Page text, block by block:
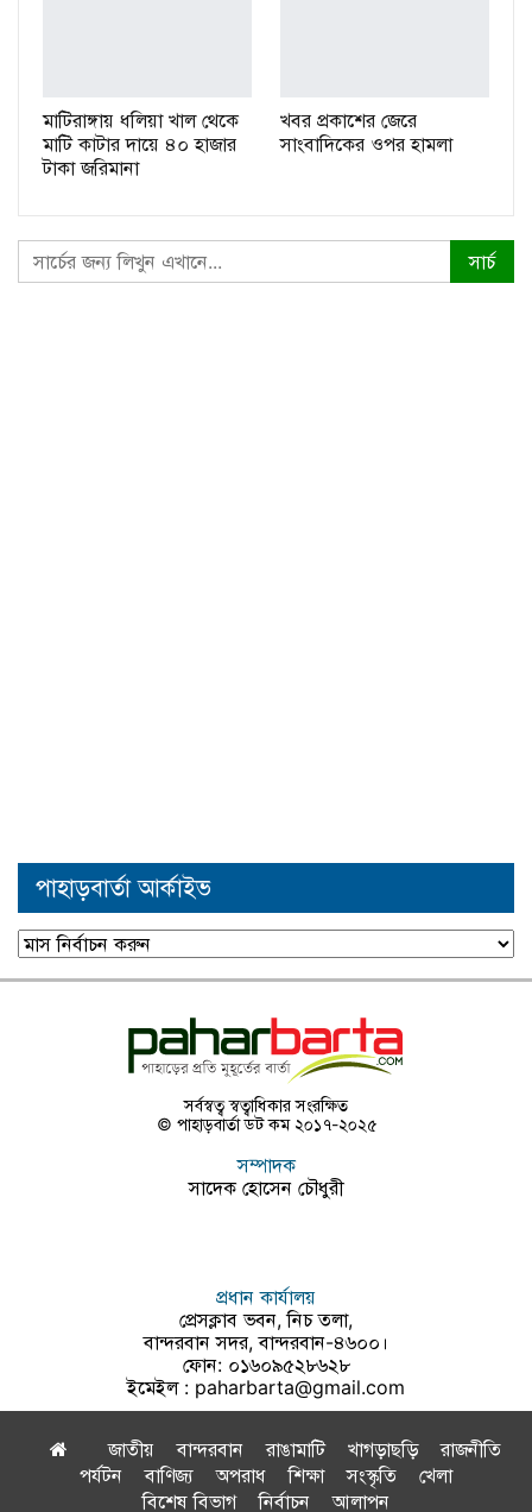
মাটিরাঙ্গায় ধলিয়া খাল থেকে
মাটি কাটার দায়ে ৪০ হাজার
টাকা জরিমানা
খবর প্রকাশের জেরে
সাংবাদিকের ওপর হামলা
পাহাড়বার্তা আর্কাইভ
পাহাড়বার্তা
আর্কাইভ
সর্বস্বত্ব স্বত্বাধিকার সংরক্ষিত
© পাহাড়বার্তা ডট কম ২০১৭-২০২৫
সম্পাদক
সাদেক হোসেন চৌধুরী
প্রধান কার্যালয়
প্রেসক্লাব ভবন, নিচ তলা,
বান্দরবান সদর, বান্দরবান-৪৬০০।
ফোন: ০১৬০৯৫২৮৬২৮
ইমেইল : paharbarta@gmail.com
জাতীয় বান্দরবান রাঙামাটি খাগড়াছড়ি
রাজনীতি
পর্যটন
বাণিজ্য অপরাধ শিক্ষা সংস্কৃতি
খেলা
বিশেষ বিভাগ
নির্বাচন আলাপন